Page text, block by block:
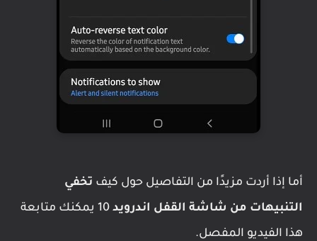
أما إذا أردت مزيدًا من التفاصيل حول كيف تخفي
التنبيهات من شاشة القفل اندرويد
10 يمكنك متابعة
هذا الفيديو المفصل.